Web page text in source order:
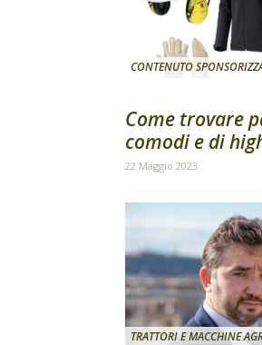
CONTENUTO
Come trovare
comodi e di
22 Maggio 2023
TRATTORI E MACCHINE